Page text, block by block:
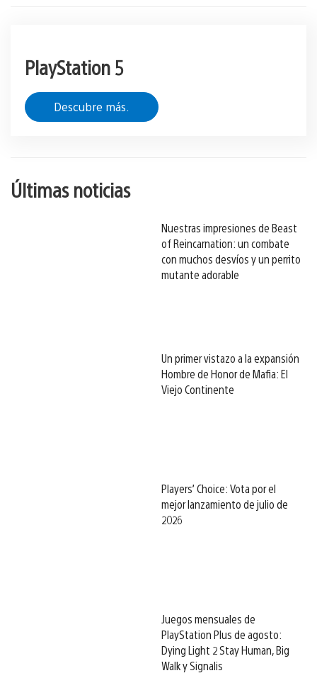
PlayStation 5
Descubre más.
Últimas noticias
Nuestras impresiones de Beast
of Reincarnation: un combate
con muchos desvíos y un perrito
mutante adorable
Un primer vistazo a la expansión
Hombre de Honor de Mafia: El
Viejo Continente
Players’ Choice: Vota por el
mejor lanzamiento de julio de
2026
Juegos mensuales de
PlayStation Plus de agosto:
Dying Light 2 Stay Human, Big
Walk y Signalis